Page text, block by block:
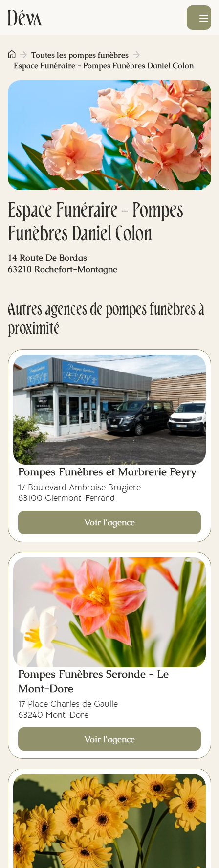
Obsèques
Prévoyance
Monument funéraire
Livraison de fleurs
Blog
Mes dernières volontés
Ouvrir le
Espace Funéraire - Pompes
Funèbres Daniel Colon
Toutes les pompes funèbres
Espace Funéraire - Pompes Funèbres Daniel Colon
14 Route De Bordas
63210 Rochefort-Montagne
Autres agences de pompes funèbres à
proximité
Pompes Funèbres et Marbrerie Peyry
17 Boulevard Ambroise Brugiere
63100 Clermont-Ferrand
Voir l'agence
Pompes Funèbres Seronde - Le
Mont-Dore
17 Place Charles de Gaulle
63240 Mont-Dore
Voir l'agence